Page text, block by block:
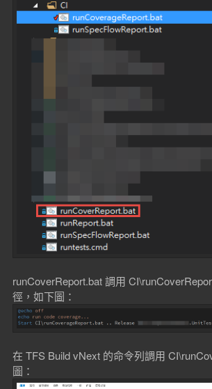
runCoverReport.bat 調用
徑，如下圖：
在 TFS Build vNext 的命令列調用
圖：